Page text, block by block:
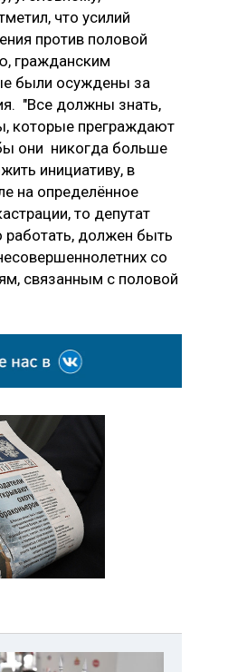
что усилий
против половой
гражданским
были осуждены за
"Все должны знать,
которые преграждают
они никогда больше
инициативу, в
на определённое
то депутат
работать, должен быть
со
связанным с половой